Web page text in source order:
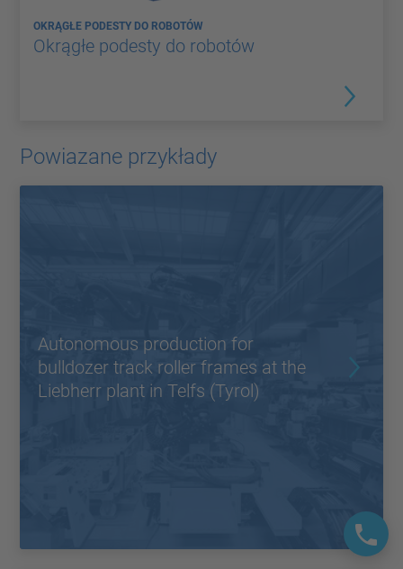
OKRĄGŁE PODESTY DO ROBOTÓW
Okrągłe podesty do robotów
Powiazane przykłady
Autonomous production for
bulldozer track roller frames at the
Liebherr plant in Telfs (Tyrol)